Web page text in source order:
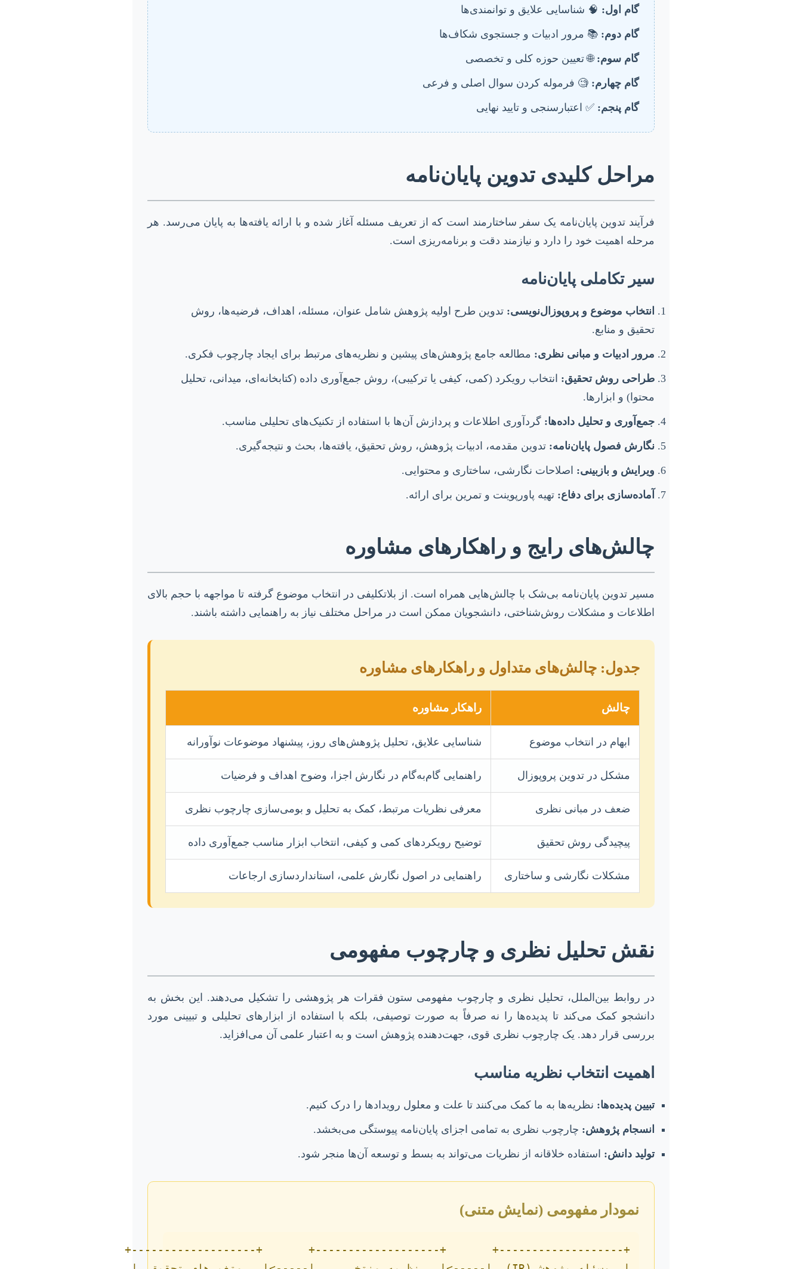
گام اول: 🧠 شناسایی علایق و توانمندی‌ها
گام دوم: 📚 مرور ادبیات و جستجوی شکاف‌ها
گام سوم: 🌐 تعیین حوزه کلی و تخصصی
گام چهارم: 🧐 فرموله کردن سوال اصلی و فرعی
گام پنجم: ✅ اعتبارسنجی و تایید نهایی
مراحل کلیدی تدوین پایان‌نامه
فرآیند تدوین پایان‌نامه یک سفر ساختارمند است که از تعریف مسئله آغاز شده و با ارائه یافته‌ها به پایان می‌رسد. هر
مرحله اهمیت خود را دارد و نیازمند دقت و برنامه‌ریزی است.
سیر تکاملی پایان‌نامه
انتخاب موضوع و پروپوزال‌نویسی: تدوین طرح اولیه پژوهش شامل عنوان، مسئله، اهداف، فرضیه‌ها، روش
تحقیق و منابع.
مرور ادبیات و مبانی نظری: مطالعه جامع پژوهش‌های پیشین و نظریه‌های مرتبط برای ایجاد چارچوب فکری.
طراحی روش تحقیق: انتخاب رویکرد (کمی، کیفی یا ترکیبی)، روش جمع‌آوری داده (کتابخانه‌ای، میدانی، تحلیل
محتوا) و ابزارها.
جمع‌آوری و تحلیل داده‌ها: گردآوری اطلاعات و پردازش آن‌ها با استفاده از تکنیک‌های تحلیلی مناسب.
نگارش فصول پایان‌نامه: تدوین مقدمه، ادبیات پژوهش، روش تحقیق، یافته‌ها، بحث و نتیجه‌گیری.
ویرایش و بازبینی: اصلاحات نگارشی، ساختاری و محتوایی.
آماده‌سازی برای دفاع: تهیه پاورپوینت و تمرین برای ارائه.
چالش‌های رایج و راهکارهای مشاوره
مسیر تدوین پایان‌نامه بی‌شک با چالش‌هایی همراه است. از بلاتکلیفی در انتخاب موضوع گرفته تا مواجهه با حجم بالای
اطلاعات و مشکلات روش‌شناختی، دانشجویان ممکن است در مراحل مختلف نیاز به راهنمایی داشته باشند.
جدول: چالش‌های متداول و راهکارهای مشاوره
چالش راهکار مشاوره
ابهام در انتخاب موضوع شناسایی علایق، تحلیل پژوهش‌های روز، پیشنهاد موضوعات نوآورانه
مشکل در تدوین پروپوزال راهنمایی گام‌به‌گام در نگارش اجزا، وضوح اهداف و فرضیات
ضعف در مبانی نظری معرفی نظریات مرتبط، کمک به تحلیل و بومی‌سازی چارچوب نظری
پیچیدگی روش تحقیق توضیح رویکردهای کمی و کیفی، انتخاب ابزار مناسب جمع‌آوری داده
مشکلات نگارشی و ساختاری راهنمایی در اصول نگارش علمی، استانداردسازی ارجاعات
نقش تحلیل نظری و چارچوب مفهومی
در روابط بین‌الملل، تحلیل نظری و چارچوب مفهومی ستون فقرات هر پژوهشی را تشکیل می‌دهند. این بخش به
دانشجو کمک می‌کند تا پدیده‌ها را نه صرفاً به صورت توصیفی، بلکه با استفاده از ابزارهای تحلیلی و تبیینی مورد
بررسی قرار دهد. یک چارچوب نظری قوی، جهت‌دهنده پژوهش است و به اعتبار علمی آن می‌افزاید.
اهمیت انتخاب نظریه مناسب
تبیین پدیده‌ها: نظریه‌ها به ما کمک می‌کنند تا علت و معلول رویدادها را درک کنیم.
انسجام پژوهش: چارچوب نظری به تمامی اجزای پایان‌نامه پیوستگی می‌بخشد.
تولید دانش: استفاده خلاقانه از نظریات می‌تواند به بسط و توسعه آن‌ها منجر شود.
نمودار مفهومی (نمایش متنی)